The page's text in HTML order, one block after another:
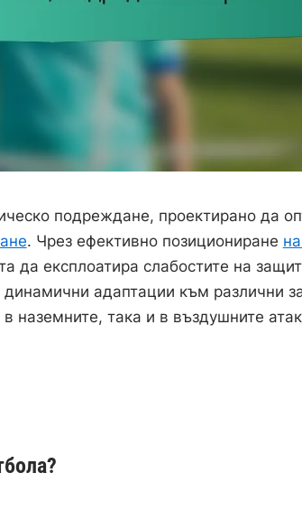
подреждане, проектирано да
. Чрез ефективно позициониране
да експлоатира слабостите на
адаптации към различни
наземните, така и в въздушните